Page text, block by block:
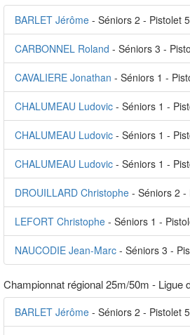
BARLET Jérôme - Séniors 2 - Pistolet
CARBONNEL Roland - Séniors 3 -
CAVALIERE Jonathan - Séniors 1 -
CHALUMEAU Ludovic - Séniors 1 -
CHALUMEAU Ludovic - Séniors 1 -
CHALUMEAU Ludovic - Séniors 1 -
DROUILLARD Christophe - Séniors 2 -
LEFORT Christophe - Séniors 1 -
NAUCODIE Jean-Marc - Séniors 3 -
Championnat régional 25m/50m - Ligue
BARLET Jérôme - Séniors 2 - Pistolet